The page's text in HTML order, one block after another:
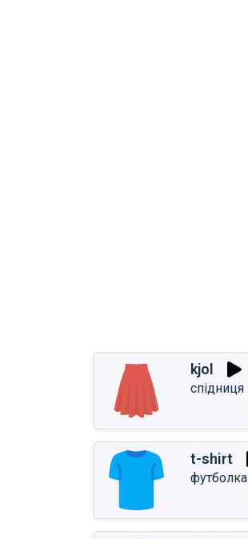
kjol
спідниця
t-shirt
футболка